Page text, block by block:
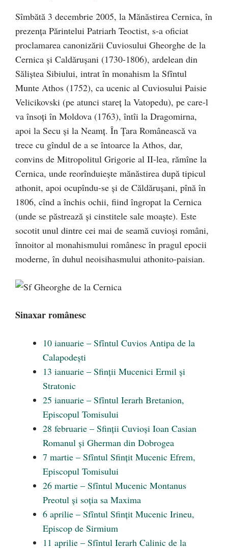
Sîmbătă 3 decembrie 2005, la Mănăstirea Cernica, în
prezența Părintelui Patriarh Teoctist, s-a oficiat
proclamarea canonizării Cuviosului Gheorghe de la
Cernica și Caldărușani (1730-1806), ardelean din
Săliștea Sibiului, intrat în monahism la Sfîntul
Munte Athos (1752), ca ucenic al Cuviosului Paisie
Velicikovski (pe atunci stareț la Vatopedu), pe care-l
va însoți în Moldova (1763), întîi la Dragomirna,
apoi la Secu și la Neamț. În Țara Românească va
trece cu gîndul de a se întoarce la Athos, dar,
convins de Mitropolitul Grigorie al II-lea, rămîne la
Cernica, unde reorînduiește mănăstirea după tipicul
athonit, apoi ocupîndu-se și de Căldărușani, pînă în
1806, cînd a închis ochii, fiind îngropat la Cernica
(unde se păstrează și cinstitele sale moaște). Este
socotit unul dintre cei mai de seamă cuvioși români,
înnoitor al monahismului românesc în pragul epocii
moderne, în duhul neoisihasmului athonito-paisian.
Sinaxar românesc
10 ianuarie – Sfîntul Cuvios Antipa de la
Calapodești
13 ianuarie – Sfinții Mucenici Ermil și
Stratonic
25 ianuarie – Sfîntul Ierarh Bretanion,
Episcopul Tomisului
28 februarie – Sfinții Cuvioși Ioan Casian
Romanul și Gherman din Dobrogea
7 martie – Sfîntul Sfințit Mucenic Efrem,
Episcopul Tomisului
26 martie – Sfîntul Mucenic Montanus
Preotul și soția sa Maxima
6 aprilie – Sfîntul Sfințit Mucenic Irineu,
Episcop de Sirmium
11 aprilie – Sfîntul Ierarh Calinic de la